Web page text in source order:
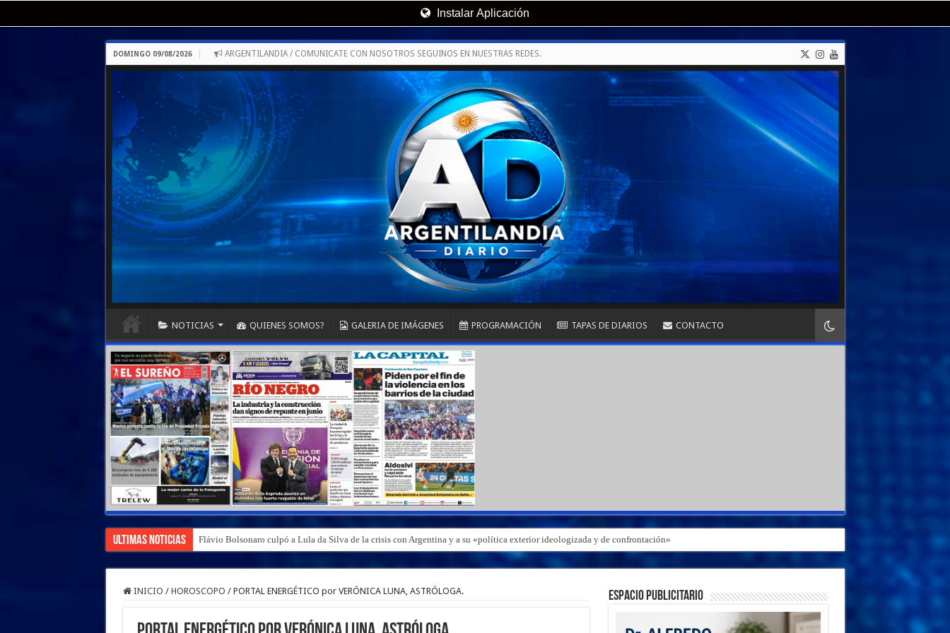
Instalar Aplicación
DOMINGO 09/08/2026 ARGENTILANDIA / COMUNICATE CON NOSOTROS SEGUINOS EN NUESTRAS REDES.
NOTICIAS QUIENES SOMOS? GALERIA DE IMÁGENES PROGRAMACIÓN TAPAS DE DIARIOS CONTACTO
Ultimas Noticias Flávio Bolsonaro culpó a Lula da Silva de la crisis con Argentina y a su «política exterior ideologizada y de confrontación»
INICIO / HOROSCOPO / PORTAL ENERGÉTICO por VERÓNICA LUNA, ASTRÓLOGA. ESPACIO PUBLICITARIO